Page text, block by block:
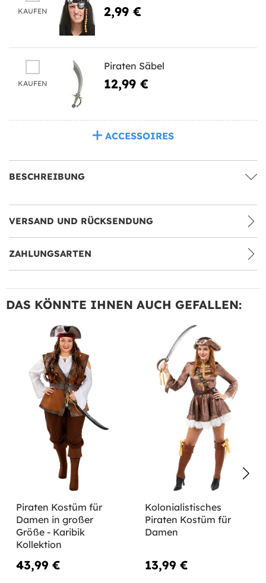
KAUFEN 2,99 €
KAUFEN
Piraten Säbel
12,99 €
ACCESSOIRES
BESCHREIBUNG
VERSAND UND RÜCKSENDUNG
ZAHLUNGSARTEN
DAS KÖNNTE IHNEN AUCH GEFALLEN:
Piraten Kostüm für
Damen in großer
Größe - Karibik
Kollektion
43,99 €
Kolonialistisches
Piraten Kostüm für
Damen
13,99 €